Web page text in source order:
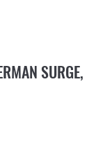
SURGE,